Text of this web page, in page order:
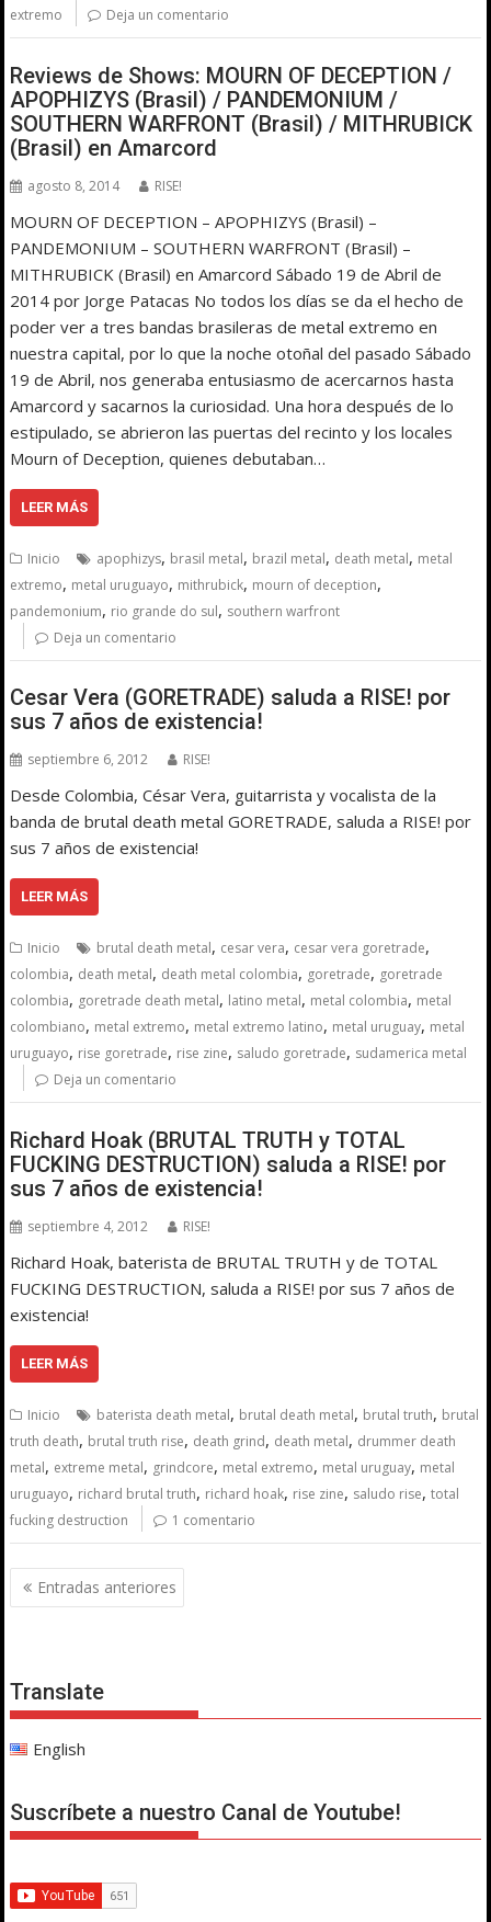
extremo
Deja un comentario
Reviews de Shows: MOURN OF DECEPTION /
APOPHIZYS (Brasil) / PANDEMONIUM /
SOUTHERN WARFRONT (Brasil) / MITHRUBICK
(Brasil) en Amarcord
agosto 8, 2014 RISE!
MOURN OF DECEPTION – APOPHIZYS (Brasil) –
PANDEMONIUM – SOUTHERN WARFRONT (Brasil) –
MITHRUBICK (Brasil) en Amarcord Sábado 19 de Abril de
2014 por Jorge Patacas No todos los días se da el hecho de
poder ver a tres bandas brasileras de metal extremo en
nuestra capital, por lo que la noche otoñal del pasado Sábado
19 de Abril, nos generaba entusiasmo de acercarnos hasta
Amarcord y sacarnos la curiosidad. Una hora después de lo
estipulado, se abrieron las puertas del recinto y los locales
Mourn of Deception, quienes debutaban…
LEER MÁS
Inicio apophizys, brasil metal, brazil metal, death metal, metal
extremo, metal uruguayo, mithrubick, mourn of deception,
pandemonium, rio grande do sul, southern warfront
Deja un comentario
Cesar Vera (GORETRADE) saluda a RISE! por
sus 7 años de existencia!
septiembre 6, 2012 RISE!
Desde Colombia, César Vera, guitarrista y vocalista de la
banda de brutal death metal GORETRADE, saluda a RISE! por
sus 7 años de existencia!
LEER MÁS
Inicio brutal death metal, cesar vera, cesar vera goretrade,
colombia, death metal, death metal colombia, goretrade, goretrade
colombia, goretrade death metal, latino metal, metal colombia, metal
colombiano, metal extremo, metal extremo latino, metal uruguay, metal
uruguayo, rise goretrade, rise zine, saludo goretrade, sudamerica metal
Deja un comentario
Richard Hoak (BRUTAL TRUTH y TOTAL
FUCKING DESTRUCTION) saluda a RISE! por
sus 7 años de existencia!
septiembre 4, 2012 RISE!
Richard Hoak, baterista de BRUTAL TRUTH y de TOTAL
FUCKING DESTRUCTION, saluda a RISE! por sus 7 años de
existencia!
LEER MÁS
Inicio baterista death metal, brutal death metal, brutal truth, brutal
truth death, brutal truth rise, death grind, death metal, drummer death
metal, extreme metal, grindcore, metal extremo, metal uruguay, metal
uruguayo, richard brutal truth, richard hoak, rise zine, saludo rise,total
fucking destruction
1 comentario
Navegación
de
Entradas anteriores
Translate
English
Suscríbete a nuestro Canal de Youtube!